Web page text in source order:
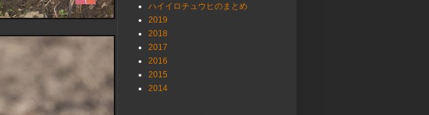
ハイイロチュウヒのまとめ
2019
2018
2017
2016
2015
2014